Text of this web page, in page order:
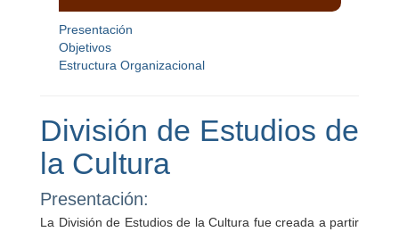
División de Estudios de
la Cultura
Presentación:
La División de Estudios de la Cultura fue creada a partir
Presentación
Objetivos
Estructura Organizacional